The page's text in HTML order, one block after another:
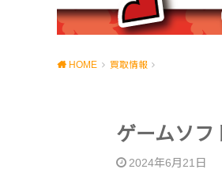
HOME 買取情報
ゲームソフ
2024年6月21日